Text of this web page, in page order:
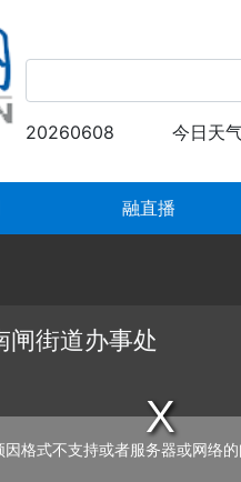
20260608 今日天
融直播
闸街道办事处
因格式不支持或者服务器或网络的